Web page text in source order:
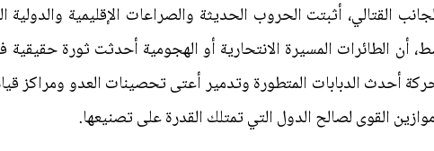
القتالي، أثبتت الحروب الحديثة والصراعات الإقليمية
أن الطائرات المسيرة الانتحارية أو الهجومية أحدثت ثورة
أحدث الدبابات المتطورة وتدمير أعتى تحصينات العدو ومراكز
القوى لصالح الدول التي تمتلك القدرة على تصنيعها.